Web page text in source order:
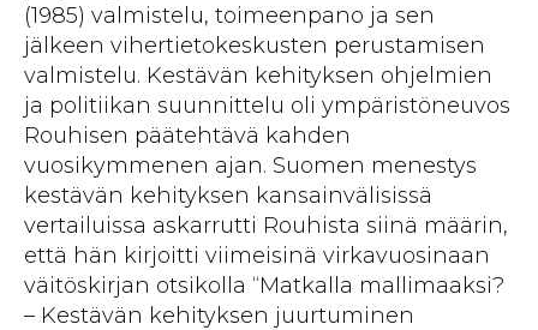
(1985) valmistelu, toimeenpano ja sen
jälkeen vihertietokeskusten perustamisen
valmistelu. Kestävän kehityksen ohjelmien
ja politiikan suunnittelu oli ympäristöneuvos
Rouhisen päätehtävä kahden
vuosikymmenen ajan. Suomen menestys
kestävän kehityksen kansainvälisissä
vertailuissa askarrutti Rouhista siinä määrin,
että hän kirjoitti viimeisinä virkavuosinaan
väitöskirjan otsikolla “Matkalla mallimaaksi?
– Kestävän kehityksen juurtuminen